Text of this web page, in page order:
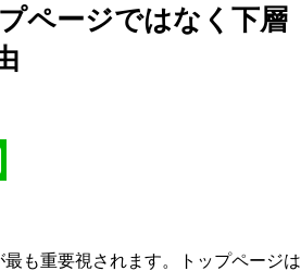
ページではなく下層
も重要視されます。トップページは